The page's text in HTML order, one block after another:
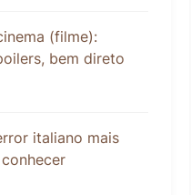
(filme):
bem direto
italiano mais